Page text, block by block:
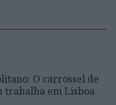
O carrossel de
trabalha em Lisboa